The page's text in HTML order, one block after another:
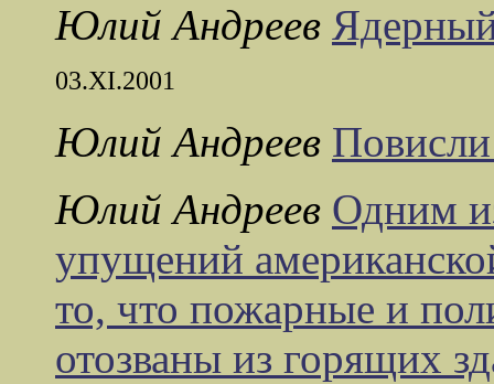
Юлий Андреев
03.XI.2001
Юлий Андреев
Юлий Андреев Одним
упущений
то, что пожарные и
отозваны из горящих